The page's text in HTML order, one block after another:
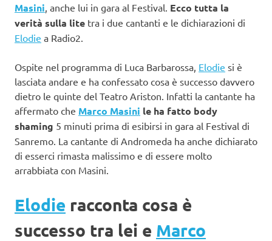
Masini , anche lui in gara al Festival. Ecco tutta la
verità sulla lite tra i due cantanti e le dichiarazioni di
Elodie a Radio2.
Ospite nel programma di Luca Barbarossa, Elodie si è
lasciata andare e ha confessato cosa è successo davvero
dietro le quinte del Teatro Ariston. Infatti la cantante ha
affermato che Marco Masini le ha fatto body
shaming 5 minuti prima di esibirsi in gara al Festival di
Sanremo. La cantante di Andromeda ha anche dichiarato
di esserci rimasta malissimo e di essere molto
arrabbiata con Masini.
Elodie racconta cosa è
successo tra lei e Marco